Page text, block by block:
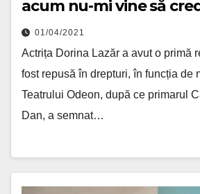
acum nu-mi vine să
01/04/2021
Actrița Dorina Lazăr a avut o primă
fost repusă în drepturi, în funcția de
Teatrului Odeon, după ce primarul
Dan, a semnat…